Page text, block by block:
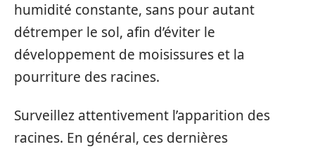
humidité constante, sans pour autant
détremper le sol, afin d’éviter le
développement de moisissures et la
pourriture des racines.
Surveillez attentivement l’apparition des
racines. En général, ces dernières